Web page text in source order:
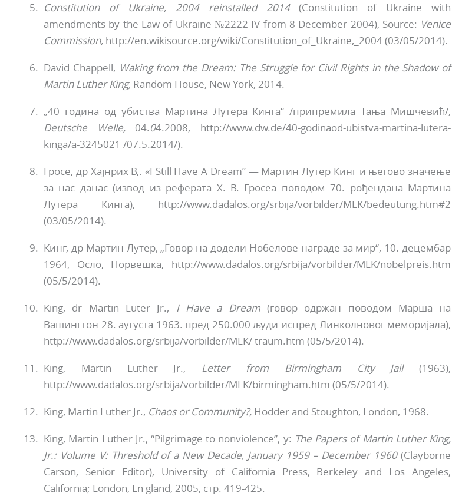
Constitution of Ukraine, 2004 reinstalled 2014(Constitution of Ukrai­ne with
amendments by the Law of Ukraine №2222-IV from 8 December 2004), Source: Venice
Commission, http://en.wikisource.org/wiki/Constitution_of_Ukraine,_2004 (03/05/2014).
David Chappell, Waking from the Dream: The Struggle for Civil Rights in the Shadow of
Martin Luther King, Random House, New York, 2014.
„40 година од убиства Мартина Лутера Кинга“ /припремила Тања Мишчевић/,
Deutsche Welle, 04.04.2008, http://www.dw.de/40-godinaod-ubistva-martina-lutera-
kinga/a-3245021 /07.5.2014/).
Гросе, др Хајнрих В,. «I Still Have A Dream” — Мартин Лутер Кинг и његово значење
за нас данас (извод из реферата Х. В. Гросеа поводом 70. рођендана Мартина
Лутера Кинга), http://www.dadalos.org/srbija/vorbilder/MLK/bedeutung.htm#2
(03/05/2014).
Кинг, др Мартин Лутер, „Говор на додели Нобелове награде за мир“, 10. децембар
1964, Осло, Норвешка, http://www.dadalos.org/srbija/vorbilder/MLK/nobelpreis.htm
(05/5/2014).
King, dr Martin Luter Jr., I Have a Dream(говор одржан поводом Марша на
Вашингтон 28. аугуста 1963. пред 250.000 људи испред Линколновог мемориjалa),
http://www.dadalos.org/srbija/vorbilder/MLK/ traum.htm (05/5/2014).
King, Martin Luther Jr., Letter from Birmingham City Jail(1963),
http://www.dadalos.org/srbija/vorbilder/MLK/birmingham.htm (05/5/2014).
King, Martin Luther Jr., Chaos or Community?, Hodder and Stoughton, London, 1968.
King, Martin Luther Jr., “Pilgrimage to nonviolence”, у: The Papers of Martin Luther King,
Jr.: Volume V: Threshold of a New Decade, Janu­ary 1959 – December 1960(Clayborne
Carson, Senior Editor), University of California Press, Berkeley and Los Angeles,
California; London, En gland, 2005, стр. 419-425.